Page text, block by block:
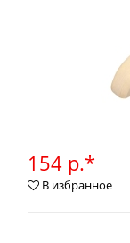
154 р.*
В избранное